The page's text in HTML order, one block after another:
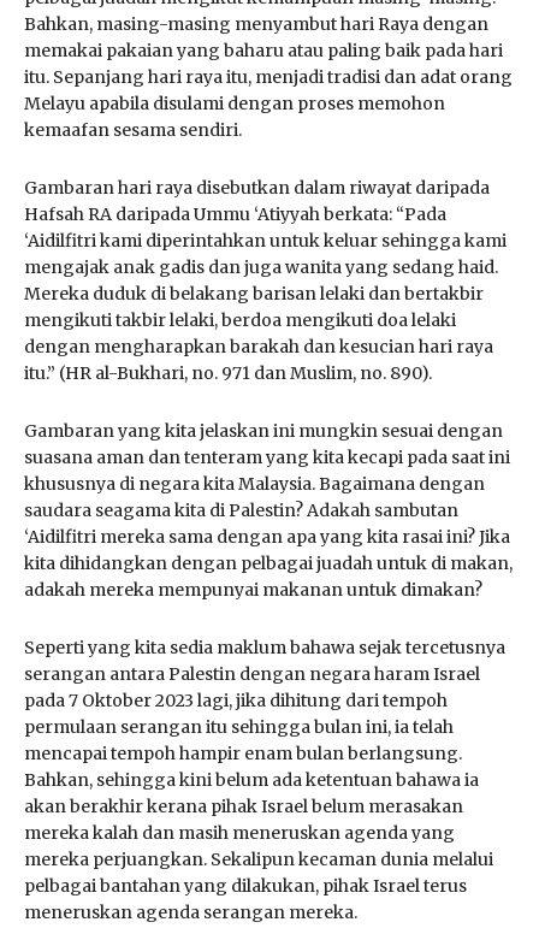
Bahkan, masing-masing menyambut hari Raya dengan
memakai pakaian yang baharu atau paling baik pada hari
itu. Sepanjang hari raya itu, menjadi tradisi dan adat orang
Melayu apabila disulami dengan proses memohon
kemaafan sesama sendiri.
Gambaran hari raya disebutkan dalam riwayat daripada
Hafsah RA daripada Ummu ‘Atiyyah berkata: “Pada
‘Aidilfitri kami diperintahkan untuk keluar sehingga kami
mengajak anak gadis dan juga wanita yang sedang haid.
Mereka duduk di belakang barisan lelaki dan bertakbir
mengikuti takbir lelaki, berdoa mengikuti doa lelaki
dengan mengharapkan barakah dan kesucian hari raya
itu.” (HR al-Bukhari, no. 971 dan Muslim, no. 890).
Gambaran yang kita jelaskan ini mungkin sesuai dengan
suasana aman dan tenteram yang kita kecapi pada saat ini
khususnya di negara kita Malaysia. Bagaimana dengan
saudara seagama kita di Palestin? Adakah sambutan
‘Aidilfitri mereka sama dengan apa yang kita rasai ini? Jika
kita dihidangkan dengan pelbagai juadah untuk di makan,
adakah mereka mempunyai makanan untuk dimakan?
Seperti yang kita sedia maklum bahawa sejak tercetusnya
serangan antara Palestin dengan negara haram Israel
pada 7 Oktober 2023 lagi, jika dihitung dari tempoh
permulaan serangan itu sehingga bulan ini, ia telah
mencapai tempoh hampir enam bulan berlangsung.
Bahkan, sehingga kini belum ada ketentuan bahawa ia
akan berakhir kerana pihak Israel belum merasakan
mereka kalah dan masih meneruskan agenda yang
mereka perjuangkan. Sekalipun kecaman dunia melalui
pelbagai bantahan yang dilakukan, pihak Israel terus
meneruskan agenda serangan mereka.